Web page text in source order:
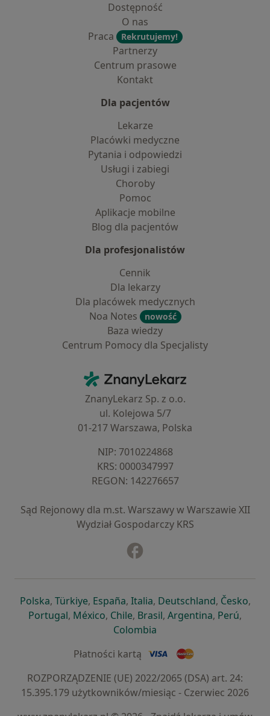
Dostępność
O nas
Praca
Rekrutujemy!
Partnerzy
Centrum prasowe
Kontakt
Dla pacjentów
Lekarze
Placówki medyczne
Pytania i odpowiedzi
Usługi i zabiegi
Choroby
Pomoc
Aplikacje mobilne
Blog dla pacjentów
Dla profesjonalistów
Cennik
Dla lekarzy
Dla placówek medycznych
Noa Notes
nowość
Baza wiedzy
Centrum Pomocy dla Specjalisty
ZnanyLekarz - Strona główna
ZnanyLekarz Sp. z o.o.
ul. Kolejowa 5/7
01-217 Warszawa, Polska
NIP: ⁠7010224868
KRS: ⁠0000347997
REGON: ⁠142276657
Sąd Rejonowy dla m.st. Warszawy w Warszawie XII
Wydział Gospodarczy KRS
Polskaotwiera się w nowej karcie
, Türkiyeotwiera się w nowej karcie
, Españaotwiera się w nowej karcie
, Italiaotwiera się w nowej
, Deutschlandotwiera się
, Česko,
Portugalotwiera się w nowej karcie
, Méxicootwiera się w nowej karcie
, Chileotwiera się w nowej karcie
, Brasilotwiera się w nowej
, Argentinaotwiera się
, Perú,
Colombia
Płatności kartą
ROZPORZĄDZENIE (UE) 2022/2065 (DSA) art. 24:
15.395.179 użytkowników/miesiąc - Czerwiec 2026